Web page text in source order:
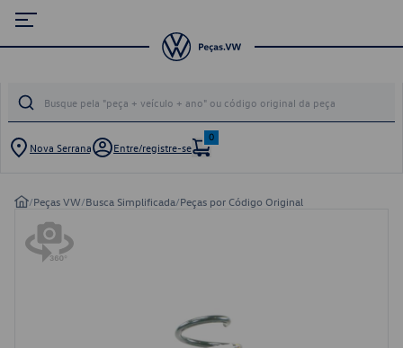
Nova Serrana Entre/registre-se
0
/Peças VW/Busca Simplificada/Peças por Código Original